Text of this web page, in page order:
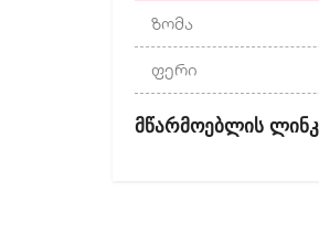
ზომა
ფერი
Მწარმოებლის